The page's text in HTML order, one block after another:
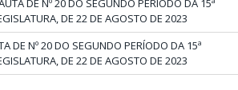
DE Nº 20 DO SEGUNDO PERÍODO DA 15ª
DE 22 DE AGOSTO DE 2023
DE Nº 20 DO SEGUNDO PERÍODO DA 15ª
DE 22 DE AGOSTO DE 2023